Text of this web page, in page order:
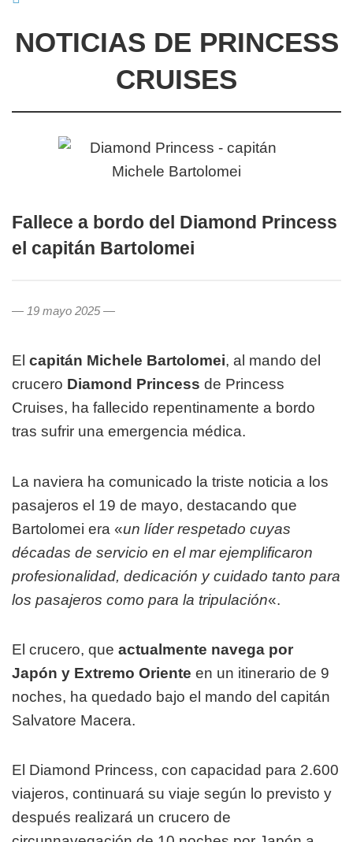
NOTICIAS DE PRINCESS
CRUISES
Fallece a bordo del Diamond Princess
el capitán Bartolomei
— 19 mayo 2025 —
El capitán Michele Bartolomei, al mando del
crucero Diamond Princess de Princess
Cruises, ha fallecido repentinamente a bordo
tras sufrir una emergencia médica.
La naviera ha comunicado la triste noticia a los
pasajeros el 19 de mayo, destacando que
Bartolomei era «un líder respetado cuyas
décadas de servicio en el mar ejemplificaron
profesionalidad, dedicación y cuidado tanto para
los pasajeros como para la tripulación«.
El crucero, que actualmente navega por
Japón y Extremo Oriente en un itinerario de 9
noches, ha quedado bajo el mando del capitán
Salvatore Macera.
El Diamond Princess, con capacidad para 2.600
viajeros, continuará su viaje según lo previsto y
después realizará un crucero de